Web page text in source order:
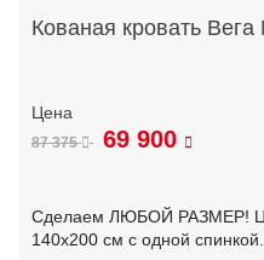
Кованая кровать Вега
87 375 69 900
Сделаем ЛЮБОЙ РАЗМЕР!
140х200 см с одной спинкой.